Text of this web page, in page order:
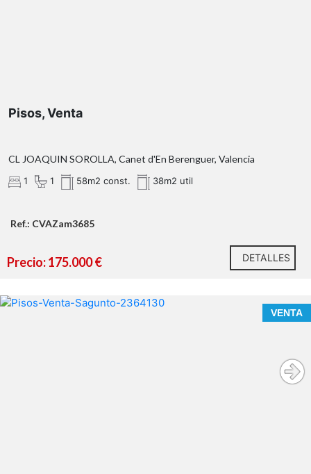
Pisos, Venta
CL JOAQUIN SOROLLA, Canet d'En Berenguer, Valencia
1 1 58m2 const. 38m2 util
Ref.: CVAZam3685
Precio: 175.000 € DETALLES
VENTA
CONOCE ESTA VIVIENDA EN LA QUE EL MAR ESTÁ A